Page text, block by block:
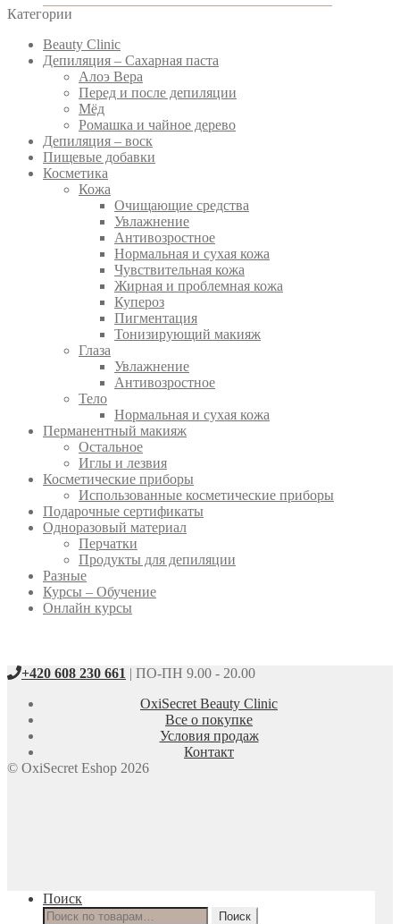
Категории
Beauty Clinic
Депиляция – Сахарная паста
Алоэ Вера
Перед и после депиляции
Мёд
Ромашка и чайное дерево
Депиляция – воск
Пищевые добавки
Косметика
Кожа
Очищающие средства
Увлажнение
Антивозростное
Нормальная и сухая кожа
Чувствительная кожа
Жирная и проблемная кожа
Купероз
Пигментация
Тонизирующий макияж
Глаза
Увлажнение
Антивозростное
Тело
Нормальная и сухая кожа
Перманентный макияж
Остальное
Иглы и лезвия
Косметические приборы
Использованные косметические приборы
Подарочные сертификаты
Одноразовый материал
Перчатки
Продукты для депиляции
Разные
Курсы – Обучение
Онлайн курсы
+420 608 230 661 | ПО-ПН 9.00 - 20.00
OxiSecret Beauty Clinic
Все о покупке
Условия продаж
Контакт
© OxiSecret Eshop 2026
Поиск
Искать:
Поиск